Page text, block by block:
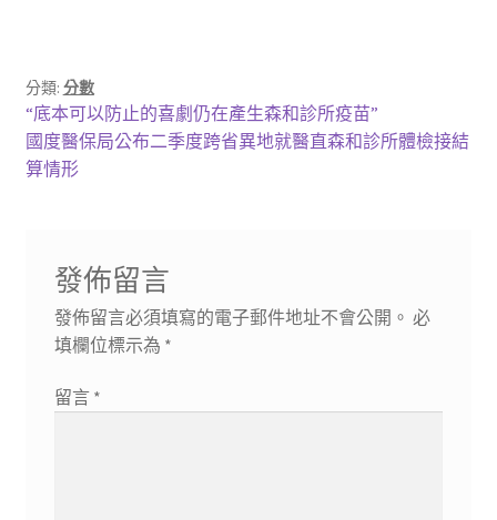
分類: 分數
文
章
上
一
篇
“底本可以防止的喜劇仍在產生森和診所疫苗”
下
一
國度醫保局公布二季度跨省異地就醫直森和診所體檢接結
算情形
發佈留言
發佈留言必須填寫的電子郵件地址不會公開。 必
填欄位標示為 *
留言 *